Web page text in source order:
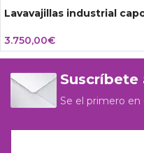
Lavavajillas industrial
3.750,00€
Suscríbete
Se el primero